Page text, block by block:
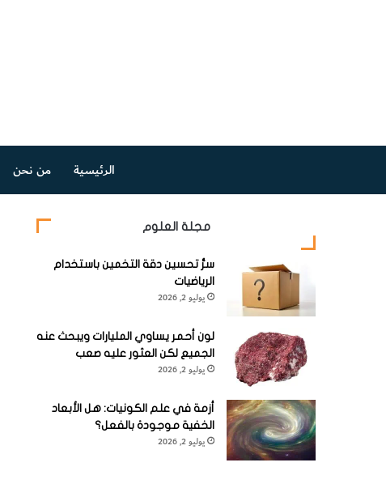
الرئيسية من نحن
مجلة العلوم
سرُّ تحسين دقة التخمين باستخدام
الرياضيات
يوليو 2, 2026
لون أحمر يساوي المليارات ويبحث عنه
الجميع لكن العثور عليه صعب
يوليو 2, 2026
أزمة في علم الكونيات: هل الأبعاد
الخفية موجودة بالفعل؟
يوليو 2, 2026